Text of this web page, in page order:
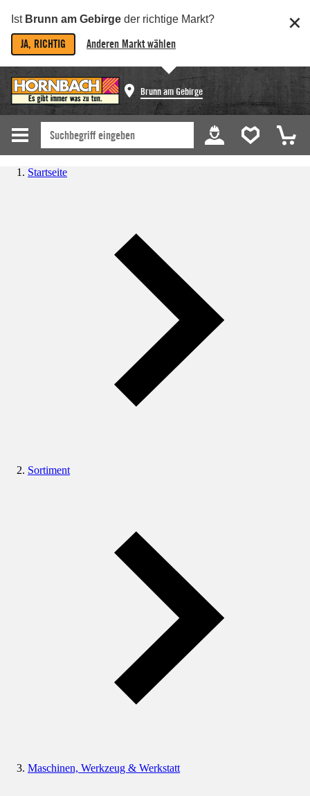
Ist Brunn am Gebirge der richtige Markt?
JA, RICHTIG Anderen Markt wählen
Brunn am Gebirge
Startseite
Sortiment
Maschinen, Werkzeug & Werkstatt